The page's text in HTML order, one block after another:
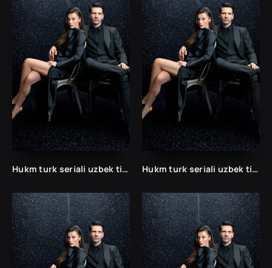
Hukm turk seriali uzbek tilida /Хукм турк сериали ўзбек тилида/ 203. 204. 205. 206. 207. 208. 209. 210. 211. 212. 213. 214. 215 barcha qismlari. Hukm turk seriali uzbek tilida /Хукм турк сериали ўзбек тилида/ 203. 204. 205. 206. 207. 208. 209. 210. 211. 212. 213. 214. 215 barcha qismlari.